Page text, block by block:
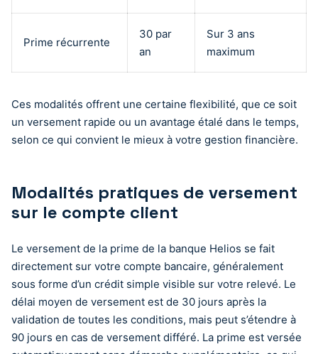
Prime récurrente
30 par
an
Sur 3 ans
maximum
Ces modalités offrent une certaine flexibilité, que ce soit
un versement rapide ou un avantage étalé dans le temps,
selon ce qui convient le mieux à votre gestion financière.
Modalités pratiques de versement
sur le compte client
Le versement de la prime de la banque Helios se fait
directement sur votre compte bancaire, généralement
sous forme d’un crédit simple visible sur votre relevé. Le
délai moyen de versement est de 30 jours après la
validation de toutes les conditions, mais peut s’étendre à
90 jours en cas de versement différé. La prime est versée